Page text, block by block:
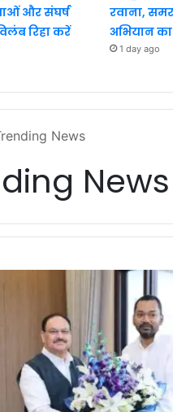
News
News
और संघर्ष
रिहा करें
रवाना,
अभियान
1 day ago